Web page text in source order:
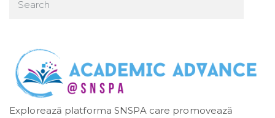
Explorează platforma SNSPA care promovează